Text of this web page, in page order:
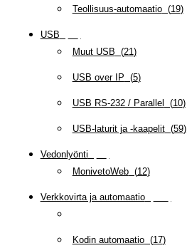
Teollisuus-automaatio(19)
USB
Muut USB (21)
USB over IP (5)
USB RS-232 / Parallel (10)
USB-laturit ja -kaapelit(59)
Vedonlyönti
MonivetoWeb(12)
Verkkovirta ja automaatio(
Kodin automaatio(17)